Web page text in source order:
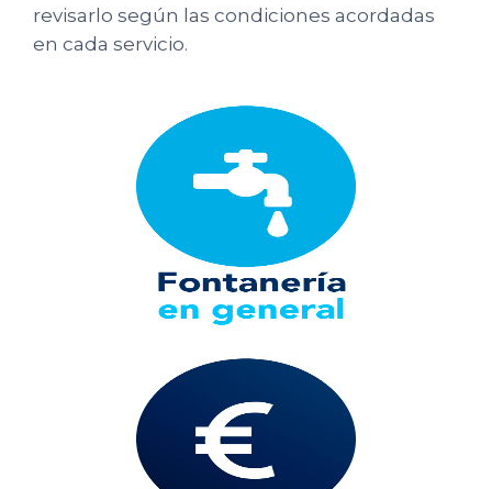
revisarlo según las condiciones acordadas
en cada servicio.